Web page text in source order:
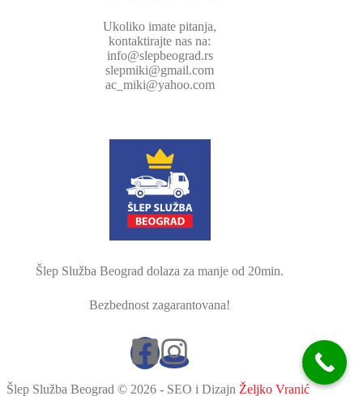
Ukoliko imate pitanja,
kontaktirajte nas na:
info@slepbeograd.rs
slepmiki@gmail.com
ac_miki@yahoo.com
Šlep Služba Beograd dolaza za manje od 20min.
Bezbednost zagarantovana!
Šlep Služba Beograd © 2026 - SEO i Dizajn Željko Vranić